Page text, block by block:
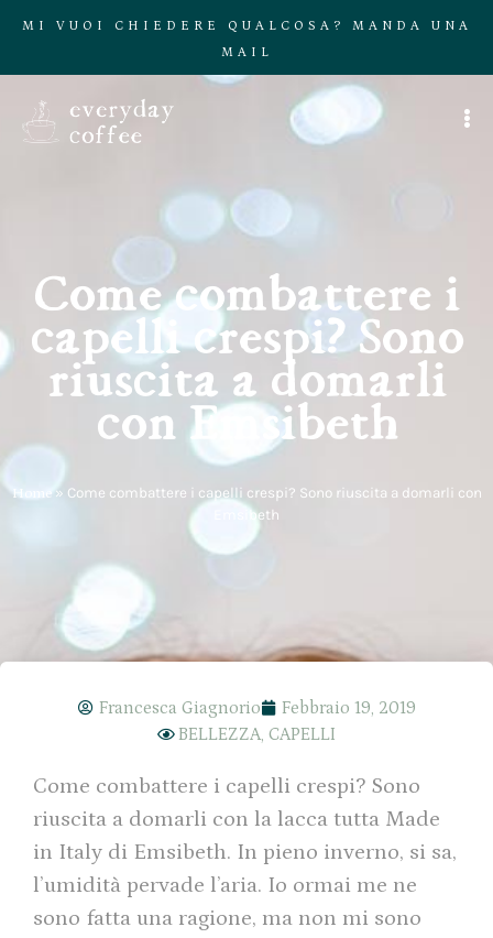
MI VUOI CHIEDERE QUALCOSA? MANDA UNA
MAIL
Come combattere i
capelli crespi? Sono
riuscita a domarli
con Emsibeth
Home» Come combattere i capelli crespi? Sono riuscita a domarli con
Emsibeth
Francesca Giagnorio
Febbraio 19, 2019
BELLEZZA, CAPELLI
Come combattere i capelli crespi? Sono
riuscita a domarli con la lacca tutta Made
in Italy di Emsibeth. In pieno inverno, si sa,
l’umidità pervade l’aria. Io ormai me ne
sono fatta una ragione, ma non mi sono